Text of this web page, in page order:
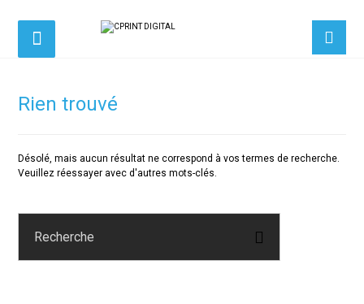
Rien trouvé
Désolé, mais aucun résultat ne correspond à vos termes de recherche.
Veuillez réessayer avec d'autres mots-clés.